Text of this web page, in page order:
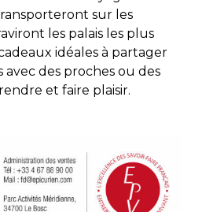
sur les
les palais les plus
idéales à partager
avec des proches ou des
et faire plaisir.